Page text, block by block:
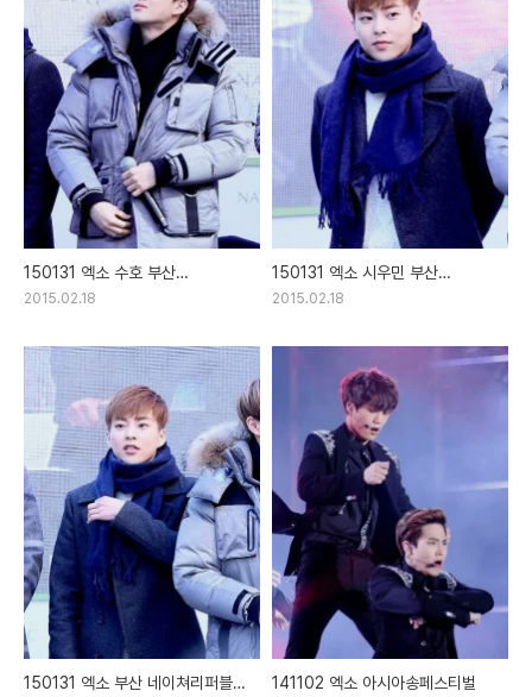
150131 엑소 수호 부산
네이쳐리퍼블릭 광복점 팬싸인회
2015.02.18
150131 엑소 시우민 부산
네이쳐리퍼블릭 광복점 팬싸인회
2015.02.18
150131 엑소 부산 네이쳐리퍼블릭 141102 엑소 아시아송페스티벌